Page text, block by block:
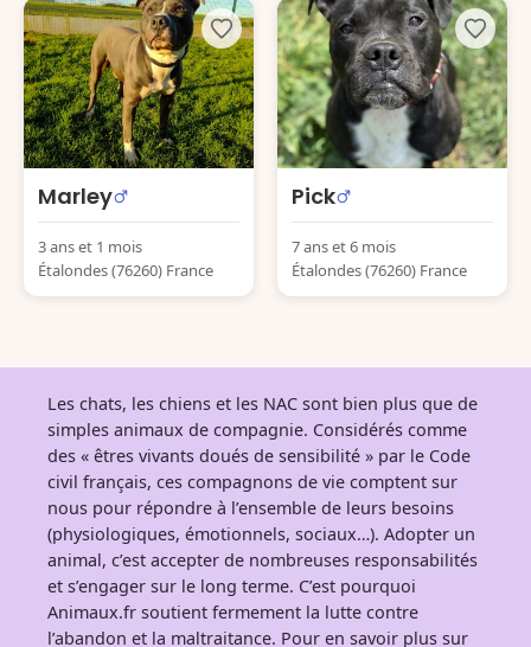
Marley
3 ans et 1 mois
Étalondes (76260) France
Pick
7 ans et 6 mois
Étalondes (76260) France
Les chats, les chiens et les NAC sont bien plus que de
simples animaux de compagnie. Considérés comme
des « êtres vivants doués de sensibilité » par le Code
civil français, ces compagnons de vie comptent sur
nous pour répondre à l’ensemble de leurs besoins
(physiologiques, émotionnels, sociaux…). Adopter un
animal, c’est accepter de nombreuses responsabilités
et s’engager sur le long terme. C’est pourquoi
Animaux.fr soutient fermement la lutte contre
l’abandon et la maltraitance. Pour en savoir plus sur